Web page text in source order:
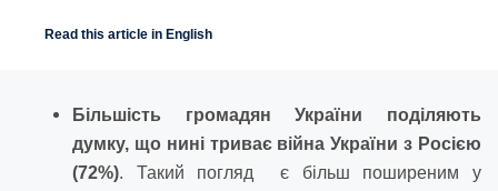
Read this article in English
Більшість громадян України поділяють
думку, що нині триває війна України з Росією
(72%). Такий погляд є більш поширеним у